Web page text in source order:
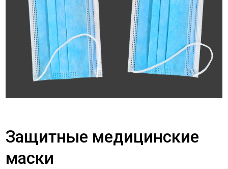
Защитные медицинские
маски